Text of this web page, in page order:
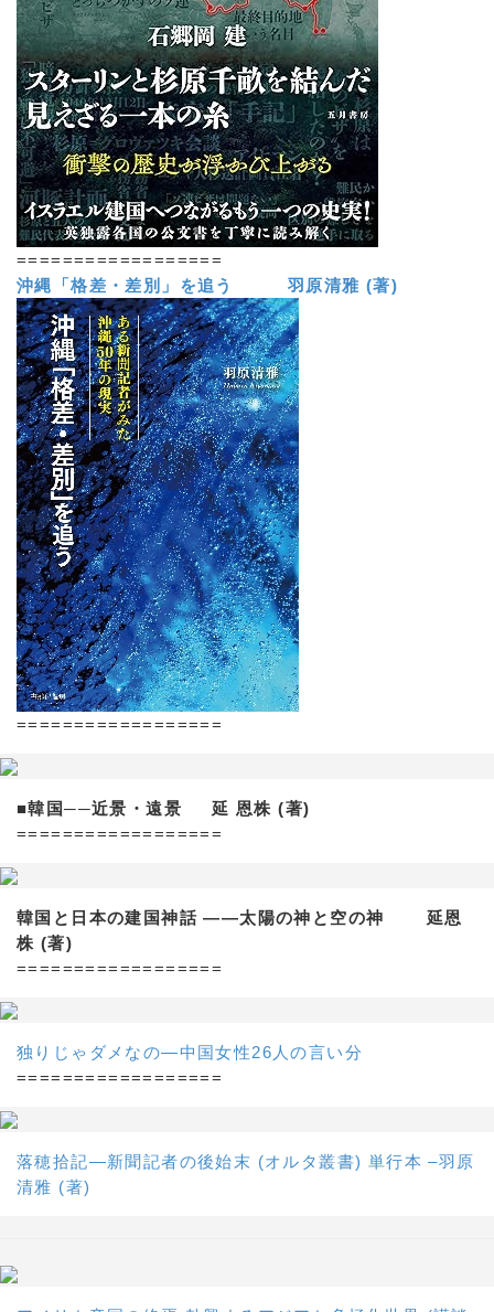
==================
沖縄「格差・差別」を追う 羽原清雅 (著)
==================
■韓国──近景・遠景 延 恩株 (著)
==================
韓国と日本の建国神話 ——太陽の神と空の神 延恩
株 (著)
==================
独りじゃダメなの―中国女性26人の言い分
==================
落穂拾記―新聞記者の後始末 (オルタ叢書) 単行本 –羽原
清雅 (著)